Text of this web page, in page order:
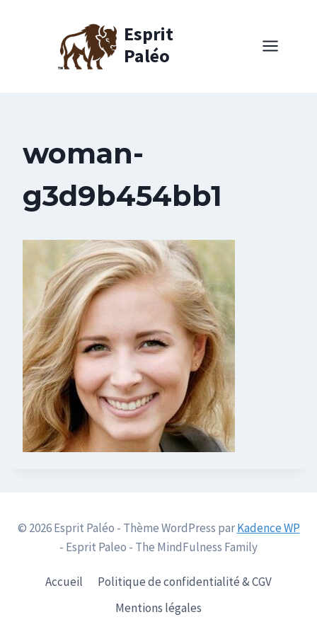
Esprit
Paléo
woman-
g3d9b454bb1
© 2026 Esprit Paléo - Thème WordPress parKadence WP
- Esprit Paleo - The MindFulness Family
Accueil
Politique de confidentialité & CGV
Mentions légales